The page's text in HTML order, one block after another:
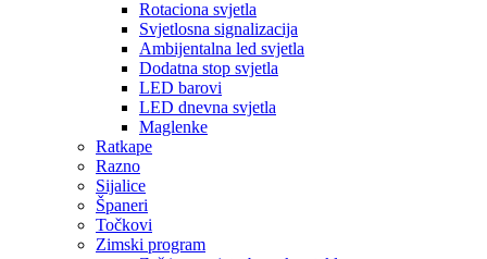
Rotaciona svjetla
Svjetlosna signalizacija
Ambijentalna led svjetla
Dodatna stop svjetla
LED barovi
LED dnevna svjetla
Maglenke
Ratkape
Razno
Sijalice
Španeri
Točkovi
Zimski program